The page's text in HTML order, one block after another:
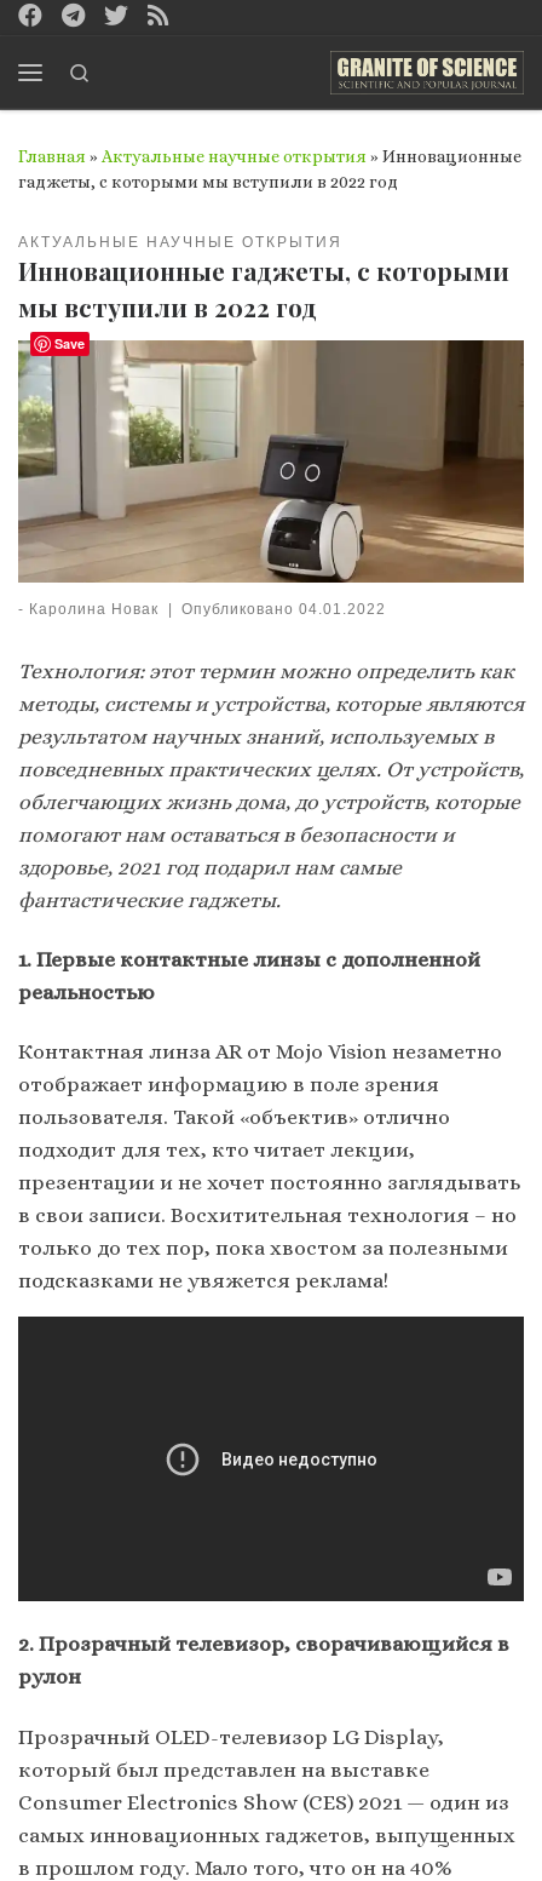
Перейти к содержимому
Главная » Актуальные научные открытия » Инновационные
гаджеты, с которыми мы вступили в 2022 год
АКТУАЛЬНЫЕ НАУЧНЫЕ ОТКРЫТИЯ
Инновационные гаджеты, с которыми
мы вступили в 2022 год
- Каролина Новак | Опубликовано04.01.2022
Технология: этот термин можно определить как
методы, системы и устройства, которые являются
результатом научных знаний, используемых в
повседневных практических целях. От устройств,
облегчающих жизнь дома, до устройств, которые
помогают нам оставаться в безопасности и
здоровье, 2021 год подарил нам самые
фантастические гаджеты.
1. Первые контактные линзы с дополненной
реальностью
Контактная линза AR от Mojo Vision незаметно
отображает информацию в поле зрения
пользователя. Такой «объектив» отлично
подходит для тех, кто читает лекции,
презентации и не хочет постоянно заглядывать
в свои записи. Восхитительная технология – но
только до тех пор, пока хвостом за полезными
подсказками не увяжется реклама!
2. Прозрачный телевизор, сворачивающийся в
рулон
Прозрачный OLED-телевизор LG Display,
который был представлен на выставке
Consumer Electronics Show (CES) 2021 — один из
самых инновационных гаджетов, выпущенных
в прошлом году. Мало того, что он на 40%
Save